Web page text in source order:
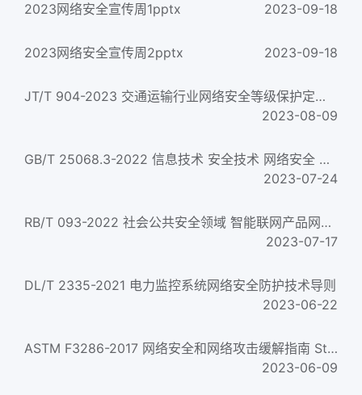
2023网络安全宣传周1pptx 2023-09-18
2023网络安全宣传周2pptx 2023-09-18
JT/T 904-2023 交通运输行业网络安全等级保护定级指南
2023-08-09
GB/T 25068.3-2022 信息技术 安全技术 网络安全 第3部分：面向网络接入场景的威胁、设计技术和控制 Information techn...
2023-07-24
RB/T 093-2022 社会公共安全领域 智能联网产品网络安全认证要求
2023-07-17
DL/T 2335-2021 电力监控系统网络安全防护技术导则
2023-06-22
ASTM F3286-2017 网络安全和网络攻击缓解指南 Standard Guide for Cybersecurity and Cyberattack Mitigation...
2023-06-09